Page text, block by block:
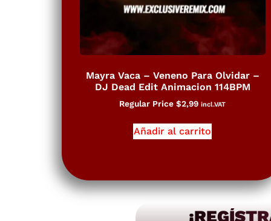
Mayra Vaca – Veneno Para Olvidar –
DJ Dead Edit Animacion 114BPM
Regular Price$2,99 incl.VAT
Añadir al carrito